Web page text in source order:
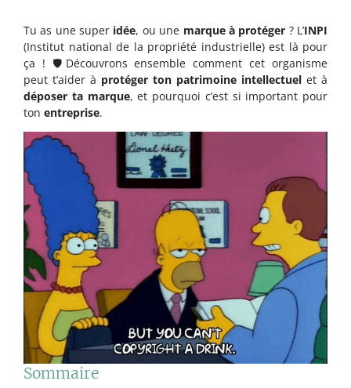
Tu as une super idée, ou une marque à protéger ? L’INPI
(Institut national de la propriété industrielle) est là pour
ça ! 🛡️Découvrons ensemble comment cet organisme
peut t’aider à protéger ton patrimoine intellectuel et à
déposer ta marque, et pourquoi c’est si important pour
ton entreprise.
Sommaire